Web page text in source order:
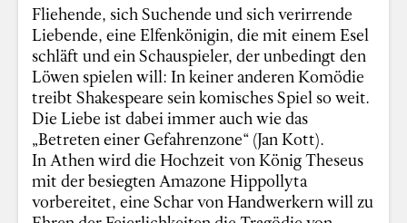
Fliehende, sich Suchende und sich verirrende
Liebende, eine Elfenkönigin, die mit einem Esel
schläft und ein Schauspieler, der unbedingt den
Löwen spielen will: In keiner anderen Komödie
treibt Shakespeare sein komisches Spiel so weit.
Die Liebe ist dabei immer auch wie das
„Betreten einer Gefahrenzone“ (Jan Kott).
In Athen wird die Hochzeit von König Theseus
mit der besiegten Amazone Hippollyta
vorbereitet, eine Schar von Handwerkern will zu